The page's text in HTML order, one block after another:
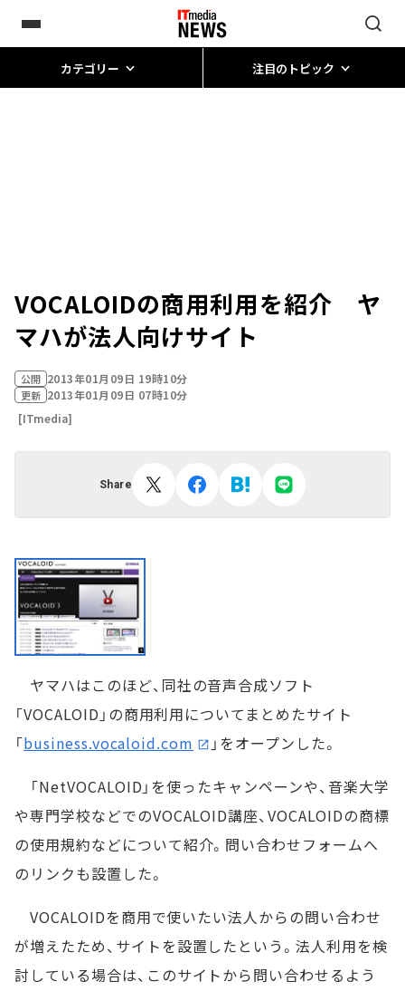
カテゴリー 注目のトピック
VOCALOIDの商用利用を紹介 ヤ
マハが法人向けサイト
公開 2013年01月09日 19時10分
更新 2013年01月09日 07時10分
[ITmedia]
Share
ヤマハはこのほど、同社の音声合成ソフト
「VOCALOID」の商用利用についてまとめたサイト
「business.vocaloid.com
」をオープンした。
「NetVOCALOID」を使ったキャンペーンや、音楽大学
や専門学校などでのVOCALOID講座、VOCALOIDの商標
の使用規約などについて紹介。問い合わせフォームへ
のリンクも設置した。
VOCALOIDを商用で使いたい法人からの問い合わせ
が増えたため、サイトを設置したという。法人利用を検
討している場合は、このサイトから問い合わせるよう